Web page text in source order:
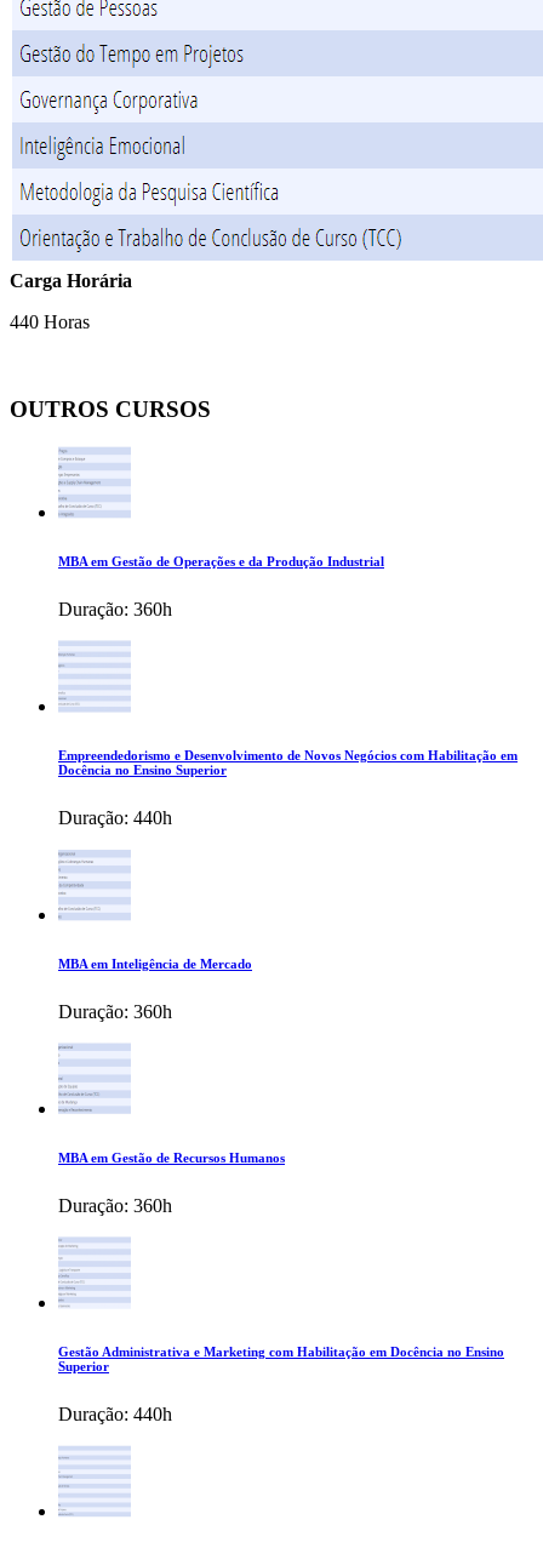
Carga Horária
440 Horas
OUTROS CURSOS
MBA em Gestão de Operações e da Produção Industrial
Duração: 360h
Empreendedorismo e Desenvolvimento de Novos Negócios com Habilitação em
Docência no Ensino Superior
Duração: 440h
MBA em Inteligência de Mercado
Duração: 360h
MBA em Gestão de Recursos Humanos
Duração: 360h
Gestão Administrativa e Marketing com Habilitação em Docência no Ensino
Superior
Duração: 440h